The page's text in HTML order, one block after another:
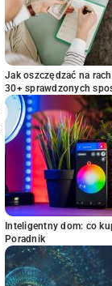
Jak oszczędzać na
30+ sprawdzonych
Inteligentny dom: co
Poradnik